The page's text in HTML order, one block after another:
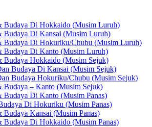
Budaya Di Hokkaido (Musim Luruh)
Budaya Di Kansai (Musim Luruh)
Budaya Di Hokuriku/Chubu (Musim Luruh)
Budaya Di Kanto (Musim Luruh)
Budaya Hokkaido (Musim Sejuk)
Budaya Di Kansai (Musim Sejuk)
Budaya Hokuriku/Chubu (Musim Sejuk)
Budaya – Kanto (Musim Sejuk)
Budaya Di Kanto (Musim Panas)
Di Hokuriku (Musim Panas)
Budaya Kansai (Musim Panas)
Budaya Di Hokkaido (Musim Panas)